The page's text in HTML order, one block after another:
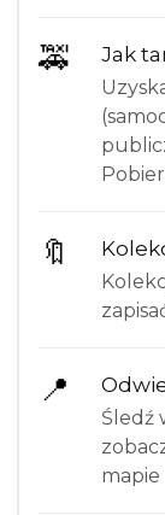
🚕 Jak
🔖
📍
Śledź
mapie